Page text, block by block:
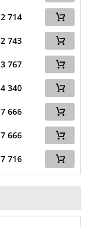
2 714
2 743
3 767
4 340
7 666
7 666
7 716